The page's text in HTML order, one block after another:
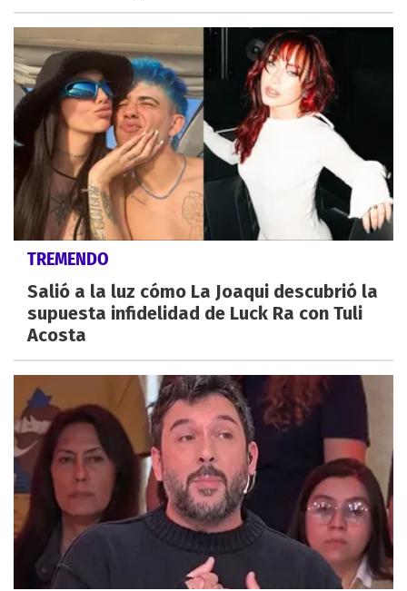
TREMENDO
Salió a la luz cómo La Joaqui descubrió la
supuesta infidelidad de Luck Ra con Tuli
Acosta